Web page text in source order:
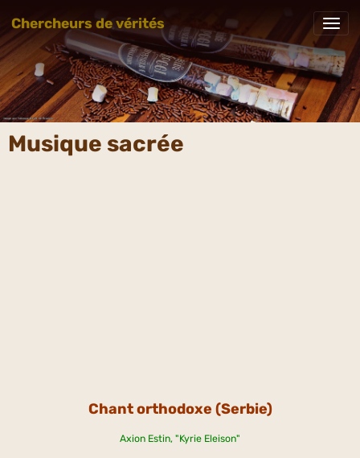
Chercheurs de vérités
Musique sacrée
Chant orthodoxe (Serbie)
Axion Estin, "Kyrie Eleison"